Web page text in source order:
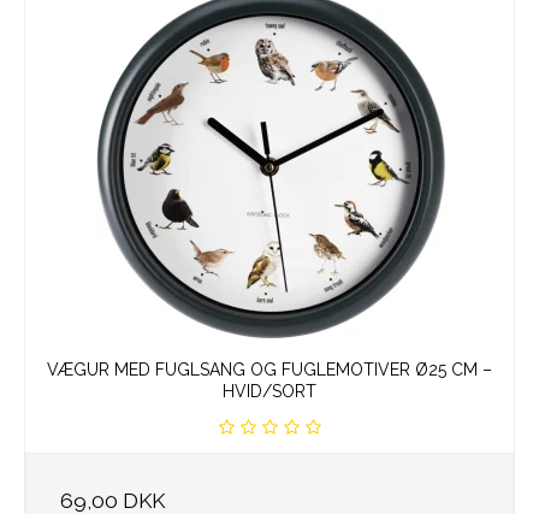
VÆGUR MED FUGLSANG OG FUGLEMOTIVER Ø25 CM –
HVID/SORT
69,00 DKK